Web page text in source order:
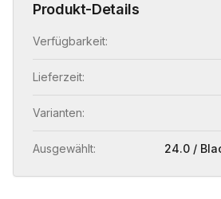
Produkt-Details
Verfügbarkeit:
Lieferzeit:
Varianten:
Ausgewählt: 24.0 /